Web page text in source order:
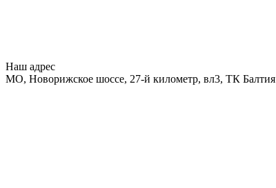
Наш адрес
МО, Новорижское шоссе, 27-й километр, вл3, ТК Балтия